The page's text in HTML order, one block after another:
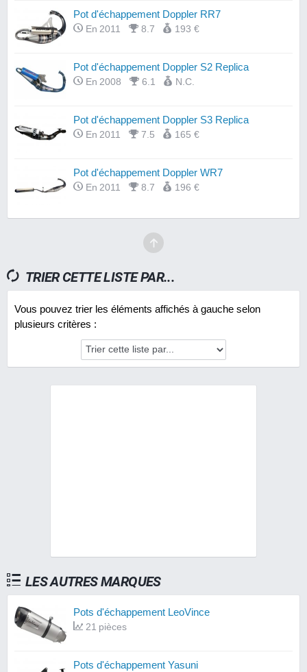
Pot d'échappement Doppler RR7
En 2011 8.7 193 €
Pot d'échappement Doppler S2 Replica
En 2008 6.1 N.C.
Pot d'échappement Doppler S3 Replica
En 2011 7.5 165 €
Pot d'échappement Doppler WR7
En 2011 8.7 196 €
TRIER CETTE LISTE PAR...
Vous pouvez trier les éléments affichés à gauche selon
plusieurs critères :
LES AUTRES MARQUES
Pots d'échappement LeoVince
21 pièces
Pots d'échappement Yasuni